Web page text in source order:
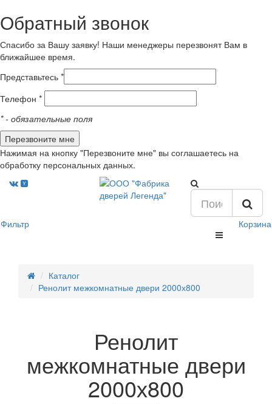
Обратный звонок
Спасибо за Вашу заявку! Наши менеджеры перезвонят Вам в
ближайшее время.
Представьтесь *
Телефон *
*- обязательные поля
Нажимая на кнопку "Перезвоните мне" вы соглашаетесь на
обработку персональных данных.
Фильтр Корзина
Каталог
Ренолит межкомнатные двери 2000х800
Ренолит
межкомнатные двери
2000х800